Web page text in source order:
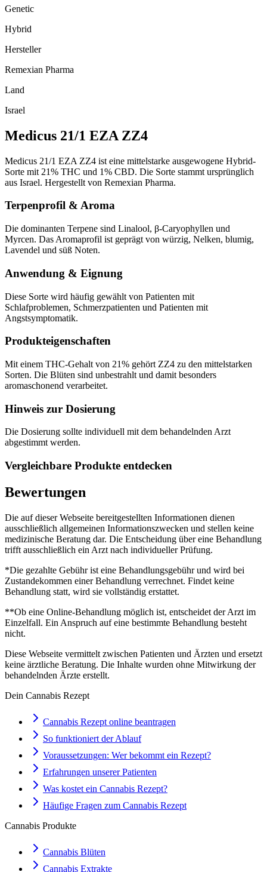
Genetic
Hybrid
Hersteller
Remexian Pharma
Land
Israel
Medicus 21/1 EZA ZZ4
Medicus 21/1 EZA ZZ4 ist eine mittelstarke ausgewogene Hybrid-
Sorte mit 21% THC und 1% CBD. Die Sorte stammt ursprünglich
aus Israel. Hergestellt von Remexian Pharma.
Terpenprofil & Aroma
Die dominanten Terpene sind Linalool, β-Caryophyllen und
Myrcen. Das Aromaprofil ist geprägt von würzig, Nelken, blumig,
Lavendel und süß Noten.
Anwendung & Eignung
Diese Sorte wird häufig gewählt von Patienten mit
Schlafproblemen, Schmerzpatienten und Patienten mit
Angstsymptomatik.
Produkteigenschaften
Mit einem THC-Gehalt von 21% gehört ZZ4 zu den mittelstarken
Sorten. Die Blüten sind unbestrahlt und damit besonders
aromaschonend verarbeitet.
Hinweis zur Dosierung
Die Dosierung sollte individuell mit dem behandelnden Arzt
abgestimmt werden.
Vergleichbare Produkte entdecken
Bewertungen
Die auf dieser Webseite bereitgestellten Informationen dienen
ausschließlich allgemeinen Informationszwecken und stellen keine
medizinische Beratung dar. Die Entscheidung über eine Behandlung
trifft ausschließlich ein Arzt nach individueller Prüfung.
*Die gezahlte Gebühr ist eine Behandlungsgebühr und wird bei
Zustandekommen einer Behandlung verrechnet. Findet keine
Behandlung statt, wird sie vollständig erstattet.
**Ob eine Online-Behandlung möglich ist, entscheidet der Arzt im
Einzelfall. Ein Anspruch auf eine bestimmte Behandlung besteht
nicht.
Diese Webseite vermittelt zwischen Patienten und Ärzten und ersetzt
keine ärztliche Beratung. Die Inhalte wurden ohne Mitwirkung der
behandelnden Ärzte erstellt.
Dein Cannabis Rezept
Cannabis Rezept online beantragen
So funktioniert der Ablauf
Voraussetzungen: Wer bekommt ein Rezept?
Erfahrungen unserer Patienten
Was kostet ein Cannabis Rezept?
Häufige Fragen zum Cannabis Rezept
Cannabis Produkte
Cannabis Blüten
Cannabis Extrakte